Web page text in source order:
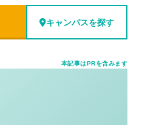
キャンパスを探す
本記事はPRを含みます